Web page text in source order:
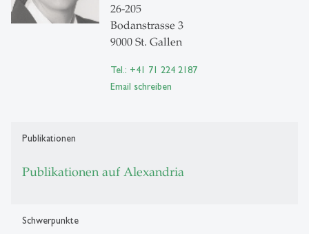
26-205
Bodanstrasse 3
9000 St. Gallen
Tel.: +41 71 224 2187
Email schreiben
Publikationen
Publikationen auf Alexandria
Schwerpunkte